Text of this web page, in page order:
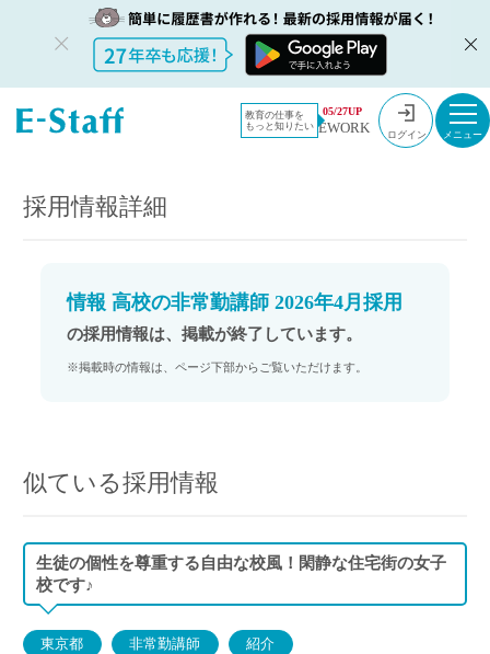
教育の仕事を
もっと知りたい
05/27UP
EWORK ログイン
教員採用情
報のイー・
採用情報
情報 高校の非常勤講師 2026年4月採用
採用情報詳細
情報 高校の非常勤講師 2026年4月採用
の採用情報は、掲載が終了しています。
※掲載時の情報は、ページ下部からご覧いただけます。
似ている採用情報
生徒の個性を尊重する自由な校風！閑静な住宅街の女子
校です♪
東京都 非常勤講師 紹介